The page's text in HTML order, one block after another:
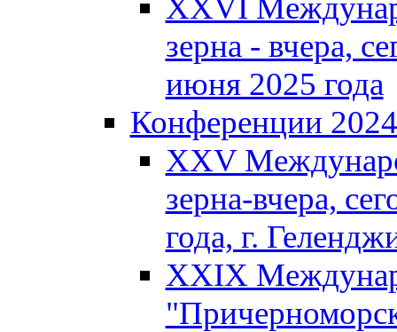
XXVI
зерна - вчера,
июня 2025 года
Конференции 2024
XXV
зерна-вчера,
года, г.
XXIX